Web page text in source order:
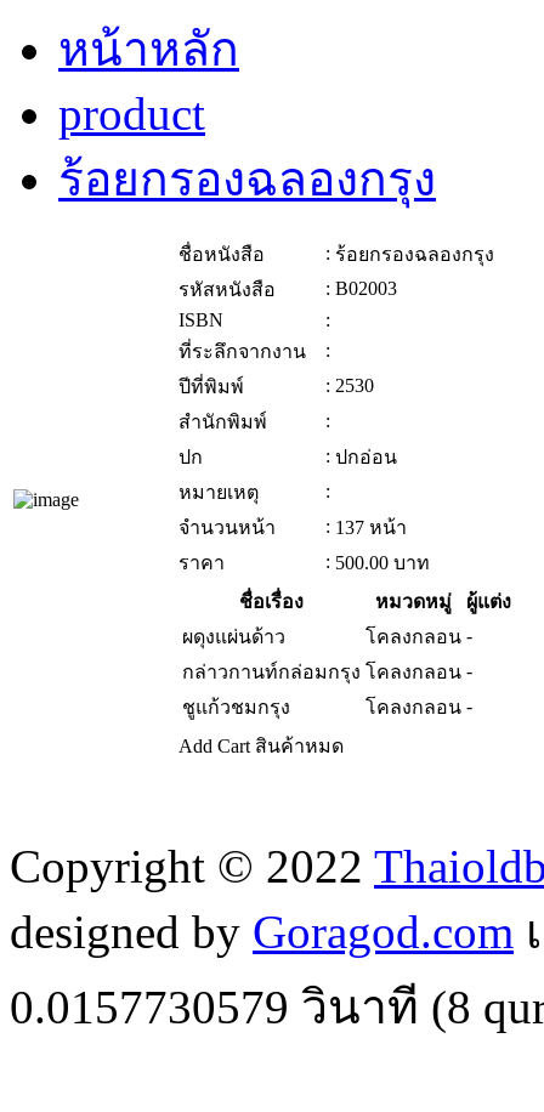
หน้าหลัก
product
ร้อยกรองฉลองกรุง
ชื่อหนังสือ : ร้อยกรองฉลองกรุง
รหัสหนังสือ
: B02003
ISBN
:
ที่ระลึกจากงาน
:
ปีที่พิมพ์
: 2530
สำนักพิมพ์
:
ปก
: ปกอ่อน
หมายเหตุ
:
จำนวนหน้า
: 137 หน้า
ราคา
: 500.00 บาท
ชื่อเรื่อง
หมวดหมู่
ผู้แต่ง
ผดุงแผ่นด้าว
โคลงกลอน -
กล่าวกานท์กล่อมกรุง โคลงกลอน -
ชูแก้วชมกรุง
โคลงกลอน -
Add Cart สินค้าหมด
Copyright © 2022
designed by Goragod.com
0.0157730579 วินาที (8